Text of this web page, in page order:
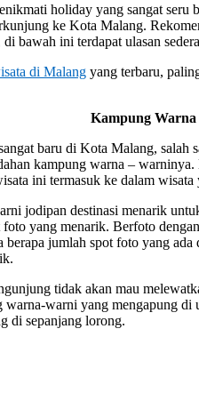
holiday yang sangat seru
ke Kota Malang.
bawah ini terdapat ulasan
di Malang yang terbaru,
Kampung
baru di Kota Malang, salah
kampung warna –
ini termasuk ke dalam
jodipan destinasi menarik
foto yang menarik. Berfoto
berapa jumlah spot foto yang
tidak akan mau
warna-warni yang mengapung di
di sepanjang lorong.